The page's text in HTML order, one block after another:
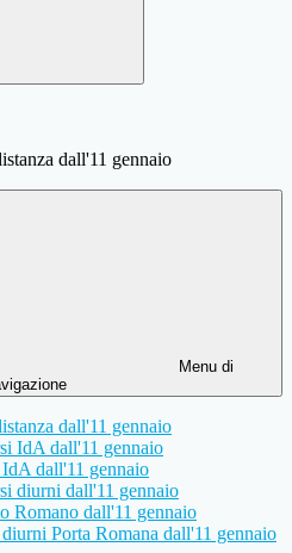
dall'11 gennaio
Menu di
dall'11 gennaio
IdA dall'11 gennaio
dall'11 gennaio
diurni dall'11 gennaio
Romano dall'11 gennaio
Porta Romana dall'11 gennaio